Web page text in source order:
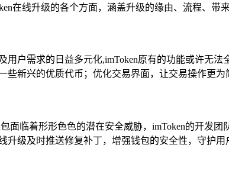
在线升级的各个方面，涵盖升级的缘由、流程、带
用户需求的日益多元化,imToken原有的功能或许无
些新兴的优质代币；优化交易界面，让交易操作更为
面临着形形色色的潜在安全威胁，imToken的开发
升级及时推送修复补丁，增强钱包的安全性，守护用